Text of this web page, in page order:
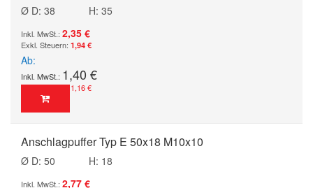
Ø D: 38
H: 35
2,35 €
1,94 €
Ab
1,40 €
1,16 €
Anschlagpuffer Typ E 50x18 M10x10
Ø D: 50
H: 18
2,77 €